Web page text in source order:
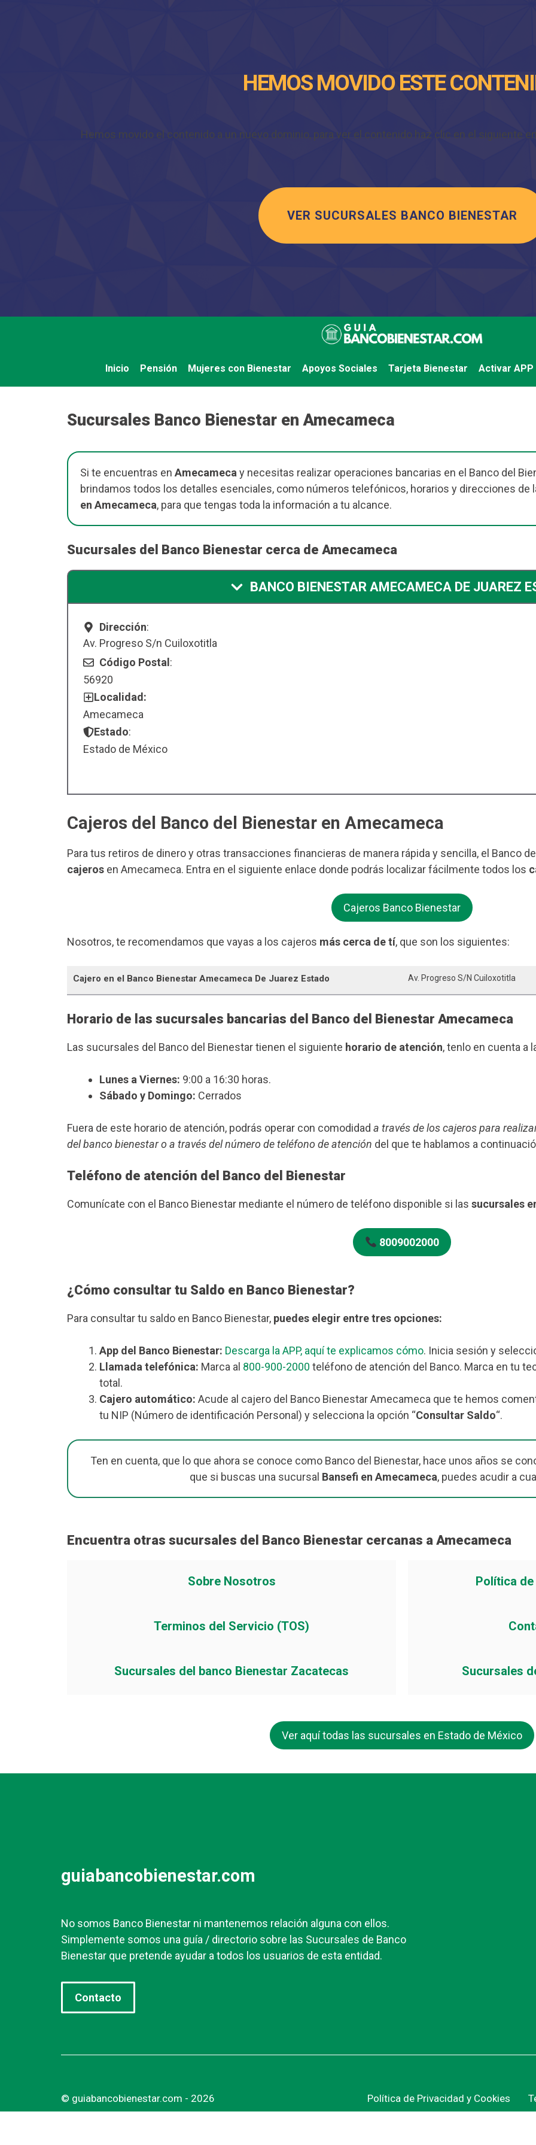
HEMOS MOVIDO ESTE
Hemos movido el contenido a un nuevo dominio, para ver el contenido haz clic en el siguiente
VER SUCURSALES BANCO BIENESTAR
Inicio Pensión Mujeres con Bienestar Apoyos Sociales Tarjeta Bienestar Activar APP
Sucursales Banco Bienestar en Amecameca
Si te encuentras en Amecamecay necesitas realizar operaciones bancarias en el Banco del
brindamos todos los detalles esenciales, como números telefónicos, horarios y direcciones de
en Amecameca, para que tengas toda la información a tu alcance.
Sucursales del Banco Bienestar cerca de Amecameca
BANCO BIENESTAR AMECAMECA DE JUAREZ
Dirección:
Av. Progreso S/n Cuiloxotitla
Código Postal :
56920
Localidad:
Amecameca
Estado:
Estado de México
Cajeros del Banco del Bienestar en Amecameca
Para tus retiros de dinero y otras transacciones financieras de manera rápida y sencilla, el Banco
cajeros en Amecameca. Entra en el siguiente enlace donde podrás localizar fácilmente todos los
Cajeros Banco Bienestar
Nosotros, te recomendamos que vayas a los cajeros más cerca de tí, que son los siguientes:
Cajero en el Banco Bienestar Amecameca De Juarez Estado Av. Progreso S/n Cuiloxotitla
Horario de las sucursales bancarias del Banco del Bienestar Amecameca
Las sucursales del Banco del Bienestar tienen el siguiente horario de atención, tenlo en cuenta a
Lunes a Viernes: 9:00 a 16:30 horas.
Sábado y Domingo: Cerrados
Fuera de este horario de atención, podrás operar con comodidad a través de los cajeros para
del banco bienestar o a través del número de teléfono de atención del que te hablamos a
Teléfono de atención del Banco del Bienestar
Comunícate con el Banco Bienestar mediante el número de teléfono disponible si las sucursales
8009002000
¿Cómo consultar tu Saldo en Banco Bienestar?
Para consultar tu saldo en Banco Bienestar, puedes elegir entre tres opciones:
App del Banco Bienestar: Descarga la APP, aquí te explicamos cómo. Inicia sesión y
Llamada telefónica: Marca al 800-900-2000 teléfono de atención del Banco. Marca en tu
total.
Cajero automático: Acude al cajero del Banco Bienestar Amecameca que te hemos
tu NIP (Número de identificación Personal) y selecciona la opción “Consultar Saldo“.
Ten en cuenta, que lo que ahora se conoce como Banco del Bienestar, hace unos años se
que si buscas una sucursal Bansefi en Amecameca, puedes acudir a
Encuentra otras sucursales del Banco Bienestar cercanas a Amecameca
Sobre Nosotros Política
Terminos del Servicio (TOS)
Sucursales del banco Bienestar Zacatecas Sucursales
Ver aquí todas las sucursales en Estado de México
guiabancobienestar.com
No somos Banco Bienestar ni mantenemos relación alguna con ellos.
Simplemente somos una guía / directorio sobre las Sucursales de Banco
Bienestar que pretende ayudar a todos los usuarios de esta entidad.
Contacto
© guiabancobienestar.com - 2026 Política de Privacidad y Cookies